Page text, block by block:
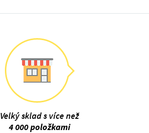
Velký sklad s více než
4 000 položkami